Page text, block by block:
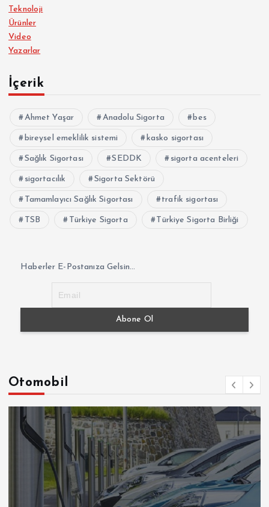
Teknoloji
Ürünler
Video
Yazarlar
İçerik
Ahmet Yaşar Anadolu Sigorta bes
bireysel emeklilik sistemi kasko sigortası
Sağlık Sigortası SEDDK sigorta acenteleri
sigortacılık Sigorta Sektörü
Tamamlayıcı Sağlık Sigortası trafik sigortası
TSB Türkiye Sigorta Türkiye Sigorta Birliği
Haberler E-Postanıza Gelsin...
Otomobil